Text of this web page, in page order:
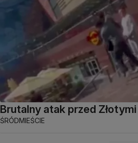
Brutalny atak przed
ŚRÓDMIEŚCIE